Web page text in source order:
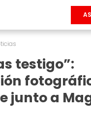
testigo”:
junto a